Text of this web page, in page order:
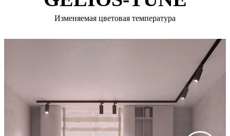
Изменяемая цветовая температура